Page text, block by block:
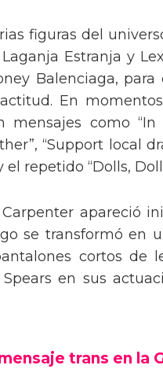
figuras del
Estranja y
Balenciaga, para
En
mensajes como “In
“Support local
repetido “Dolls,
apareció
se transformó en
cortos de
en sus
trans en la